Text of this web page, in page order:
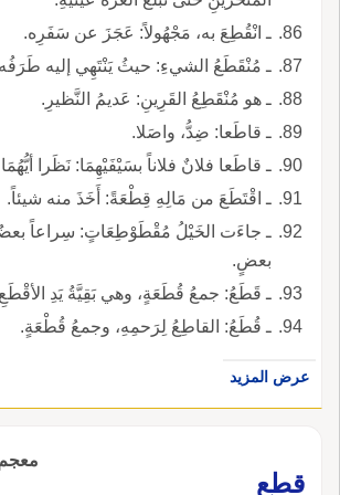
ـ انْقُطِعَ به، مَجْهُولاً: عَجَزَ عن سَفَرِه.
ـ مُنْقَطَعُ الشيءِ: حيثُ يَنْتَهِي إليه
ـ هو مُنْقَطِعُ القَرِينِ: عَديمُ النَّظيرِ.
ـ قاطَعا: ضِدُّ، واصَلا.
ـ قاطَعا فلانٌ فلاناً بسَيْفَيْهِمَا: نَظَرا
ـ اقْتَطَعَ من مَالِهِ قِطْعَةً: أَخَذَ منه شيئاً.
ـ جاءَت الخَيْلُ مُقْطَوْطِعَاتٍ: سِراعاً
بعضٍ.
ـ قَطَعُ: جمعُ قُطَعَةٍ، وهي بَقِيَّةُ يَدِ
ـ قُطَعُ: القاطِعُ لِرَحمِهِ، وجمعُ قُطْعَةٍ.
عرض المزيد
قطع